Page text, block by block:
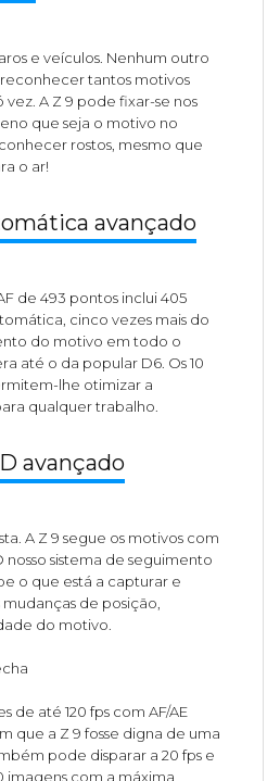
e veículos. Nenhum outro
tantos motivos
vez. A Z 9 pode fixar-se nos
que seja o motivo no
rostos, mesmo que
o ar!
avançado
de 493 pontos inclui 405
cinco vezes mais do
do motivo em todo o
até o da popular D6. Os 10
lhe otimizar a
qualquer trabalho.
avançado
A Z 9 segue os motivos com
nosso sistema de seguimento
o que está a capturar e
de posição,
do motivo.
de até 120 fps com AF/AE
que a Z 9 fosse digna de uma
pode disparar a 20 fps e
imagens com a máxima